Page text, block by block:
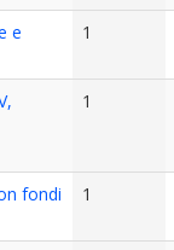
e
1
1
fondi
1